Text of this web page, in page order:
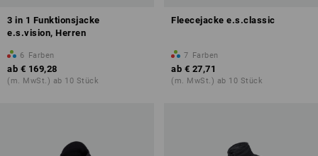
3 in 1 Funktionsjacke
e.s.vision, Herren
6 Farben
ab € 169,28
(m. MwSt.) ab 10 Stück
Fleecejacke e.s.classic
7 Farben
ab € 27,71
(m. MwSt.) ab 10 Stück